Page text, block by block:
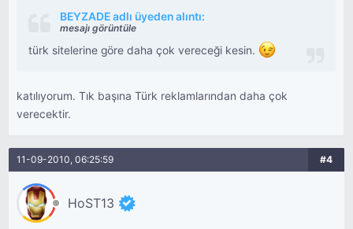
BEYZADE adlı üyeden alıntı:
mesajı görüntüle
türk sitelerine göre daha çok vereceği kesin.
katılıyorum. Tık başına Türk reklamlarından daha çok
verecektir.
11-09-2010, 06:25:59 #4
HoST13